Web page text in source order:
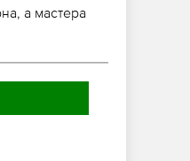
а мастера